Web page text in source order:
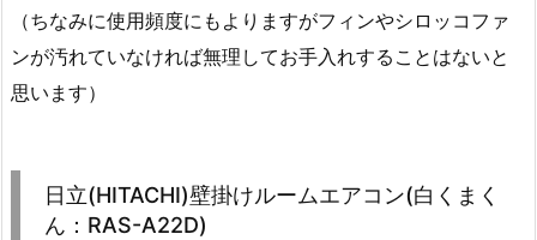
（ちなみに使用頻度にもよりますがフィンやシロッコファ
ンが汚れていなければ無理してお手入れすることはないと
思います）
日立(HITACHI)壁掛けルームエアコン(白くまく
ん：RAS-A22D)